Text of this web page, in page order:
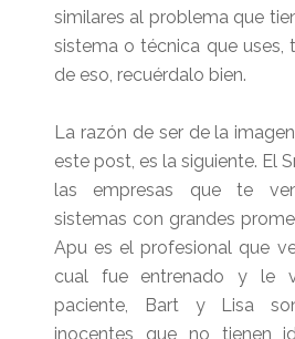
similares al problema que
sistema o técnica que uses,
de eso, recuérdalo bien.
La razón de ser de la
este post, es la siguiente. El
las empresas que te
sistemas con grandes
Apu es el profesional que
cual fue entrenado y le
paciente, Bart y Lisa
inocentes que no tienen